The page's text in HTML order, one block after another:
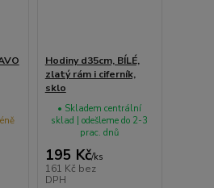
Hodiny d35cm, BÍLÉ,
zlatý rám i ciferník,
sklo
195 Kč/ks
161 Kč bez
DPH
• Skladem centrální
sklad | odešleme do 2-3
prac. dnů